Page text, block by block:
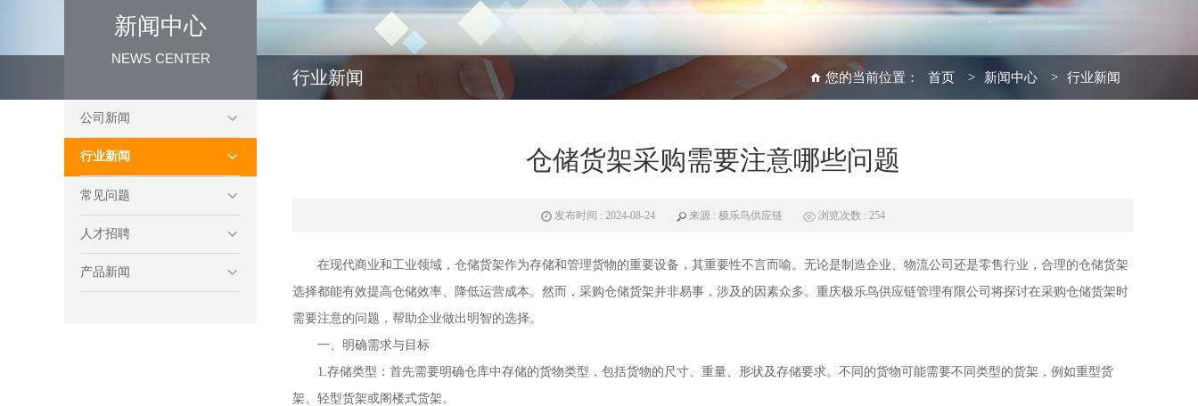
新闻中心
NEWS CENTER
公司新闻
行业新闻
常见问题
人才招聘
产品新闻
行业新闻 您的当前位置： 首页 > 新闻中心 > 行业新闻
仓储货架采购需要注意哪些问题
发布时间 : 2024-08-24 来源 : 极乐鸟供应链 浏览次数 : 254
在现代商业和工业领域，仓储货架作为存储和管理货物的重要设备，其重要性不言而喻。无论是制造企业、物流公司还是零售行业，合理的仓储货架
选择都能有效提高仓储效率、降低运营成本。然而，采购仓储货架并非易事，涉及的因素众多。重庆极乐鸟供应链管理有限公司将探讨在采购仓储货架时
需要注意的问题，帮助企业做出明智的选择。
一、明确需求与目标
1.存储类型：首先需要明确仓库中存储的货物类型，包括货物的尺寸、重量、形状及存储要求。不同的货物可能需要不同类型的货架，例如重型货
架、轻型货架或阁楼式货架。